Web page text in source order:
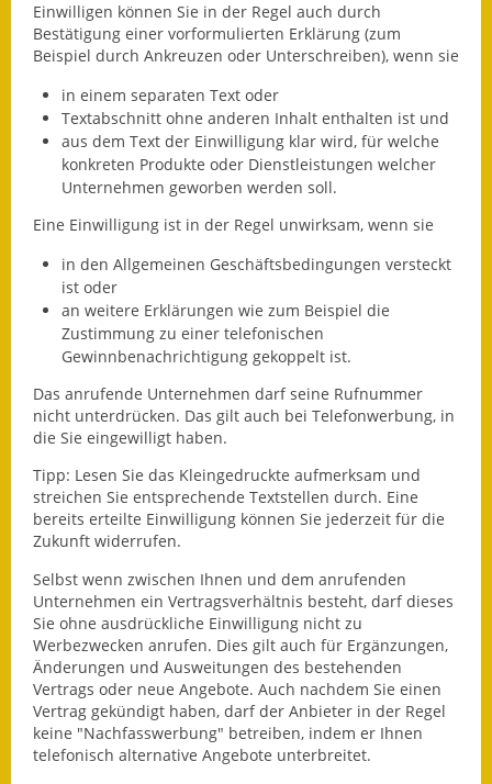
Leichte Sprache
Mitteilungsblatt
Nachhaltigkeitsbericht
Notfallplanung
Ortsplan
Schadensmeldung
Straßenbau
Landesstraße
Umleitungsplan
Buslinie 168
Stellenausschreibungen
Zahlen und Fakten
Rathaus
Einwilligen können Sie in der Regel auch durch
Bestätigung einer vorformulierten Erklärung (zum
Beispiel durch Ankreuzen oder Unterschreiben), wenn sie
in einem separaten Text oder
Textabschnitt ohne anderen Inhalt enthalten ist und
aus dem Text der Einwilligung klar wird, für welche
konkreten Produkte oder Dienstleistungen welcher
Unternehmen geworben werden soll.
Eine Einwilligung ist in der Regel unwirksam, wenn sie
in den Allgemeinen Geschäftsbedingungen versteckt
ist oder
an weitere Erklärungen wie zum Beispiel die
Zustimmung zu einer telefonischen
Gewinnbenachrichtigung gekoppelt ist.
Das anrufende Unternehmen darf seine Rufnummer
nicht unterdrücken. Das gilt auch bei Telefonwerbung, in
die Sie eingewilligt haben.
Tipp: Lesen Sie das Kleingedruckte aufmerksam und
streichen Sie entsprechende Textstellen durch. Eine
bereits erteilte Einwilligung können Sie jederzeit für die
Zukunft widerrufen.
Selbst wenn zwischen Ihnen und dem anrufenden
Unternehmen ein Vertragsverhältnis besteht, darf dieses
Sie ohne ausdrückliche Einwilligung nicht zu
Werbezwecken anrufen. Dies gilt auch für Ergänzungen,
Änderungen und Ausweitungen des bestehenden
Vertrags oder neue Angebote. Auch nachdem Sie einen
Vertrag gekündigt haben, darf der Anbieter in der Regel
keine "Nachfasswerbung" betreiben, indem er Ihnen
telefonisch alternative Angebote unterbreitet.